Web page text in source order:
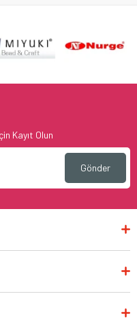
Kayıt Olun
Gönder